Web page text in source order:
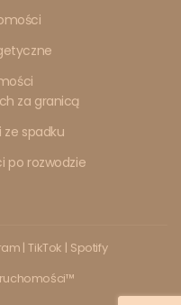
za granicą
spadku
po rozwodzie
|TikTok | Spotify